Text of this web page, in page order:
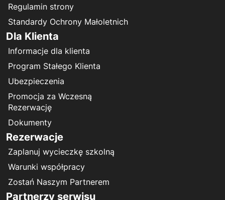
Regulamin strony
Standardy Ochrony Małoletnich
Dla Klienta
Informacje dla klienta
Program Stałego Klienta
Ubezpieczenia
Promocja za Wczesną
Rezerwację
Dokumenty
Rezerwacje
Zaplanuj wycieczkę szkolną
Warunki współpracy
Zostań Naszym Partnerem
Partnerzy serwisu